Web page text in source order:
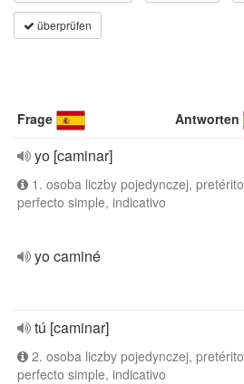
überprüfen
Frage Antworten
yo [caminar]
1. osoba liczby pojedynczej, pretérito
perfecto simple, indicativo
yo caminé
tú [caminar]
2. osoba liczby pojedynczej, pretérito
perfecto simple, indicativo